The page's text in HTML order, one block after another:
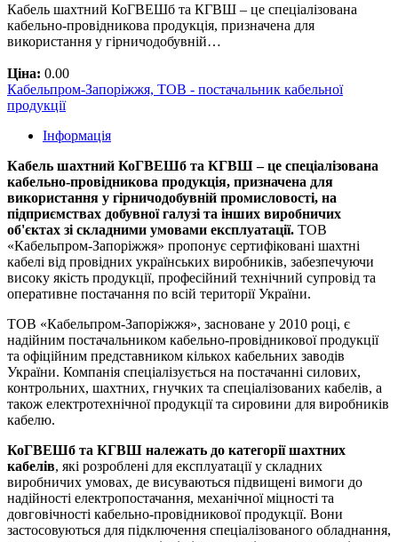
Кабель шахтний КоГВЕШб та КГВШ – це спеціалізована
кабельно-провідникова продукція, призначена для
використання у гірничодобувній…
Ціна: 0.00
Кабельпром-Запоріжжя, ТОВ - постачальник кабельної
продукції
Інформація
Кабель шахтний КоГВЕШб та КГВШ – це спеціалізована
кабельно-провідникова продукція, призначена для
використання у гірничодобувній промисловості, на
підприємствах добувної галузі та інших виробничих
об'єктах зі складними умовами експлуатації. ТОВ
«Кабельпром-Запоріжжя» пропонує сертифіковані шахтні
кабелі від провідних українських виробників, забезпечуючи
високу якість продукції, професійний технічний супровід та
оперативне постачання по всій території України.
ТОВ «Кабельпром-Запоріжжя», засноване у 2010 році, є
надійним постачальником кабельно-провідникової продукції
та офіційним представником кількох кабельних заводів
України. Компанія спеціалізується на постачанні силових,
контрольних, шахтних, гнучких та спеціалізованих кабелів, а
також електротехнічної продукції та сировини для виробників
кабелю.
КоГВЕШб та КГВШ належать до категорії шахтних
кабелів, які розроблені для експлуатації у складних
виробничих умовах, де висуваються підвищені вимоги до
надійності електропостачання, механічної міцності та
довговічності кабельно-провідникової продукції. Вони
застосовуються для підключення спеціалізованого обладнання,